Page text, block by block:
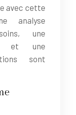
avec cette
analyse
une
et une
sont